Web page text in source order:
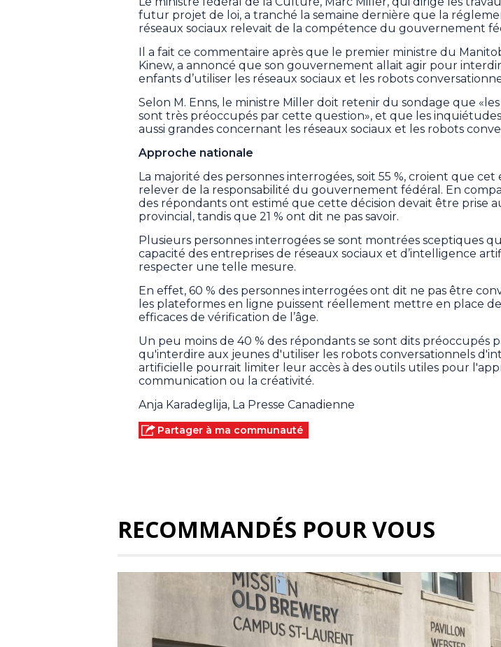
futur projet de loi, a tranché la semaine dernière que la
réseaux sociaux relevait de la compétence du gouvernement
Il a fait ce commentaire après que le premier ministre du
Kinew, a annoncé que son gouvernement allait agir pour
enfants d’utiliser les réseaux sociaux et les robots
Selon M. Enns, le ministre Miller doit retenir du sondage que «les
sont très préoccupés par cette question», et que les
aussi grandes concernant les réseaux sociaux et les robots
Approche nationale
La majorité des personnes interrogées, soit 55 %, croient que
relever de la responsabilité du gouvernement fédéral. En
des répondants ont estimé que cette décision devait être prise
provincial, tandis que 21 % ont dit ne pas savoir.
Plusieurs personnes interrogées se sont montrées sceptiques
capacité des entreprises de réseaux sociaux et d’intelligence
respecter une telle mesure.
En effet, 60 % des personnes interrogées ont dit ne pas être
les plateformes en ligne puissent réellement mettre en place
efficaces de vérification de l’âge.
Un peu moins de 40 % des répondants se sont dits préoccupés
qu'interdire aux jeunes d'utiliser les robots conversationnels
artificielle pourrait limiter leur accès à des outils utiles pour
communication ou la créativité.
Anja Karadeglija, La Presse Canadienne
Partager à ma communauté
RECOMMANDÉS POUR VOUS